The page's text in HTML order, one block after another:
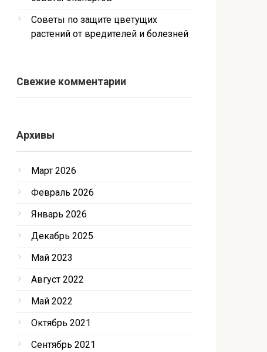
Советы по защите цветущих
растений от вредителей и болезней
Свежие комментарии
Архивы
Март 2026
Февраль 2026
Январь 2026
Декабрь 2025
Май 2023
Август 2022
Май 2022
Октябрь 2021
Сентябрь 2021